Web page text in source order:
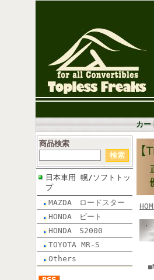
”
カー
商品検索
日本車用 幌/ソフトトッ
プ
MAZDA ロードスター
HONDA ビート
HONDA S2000
TOYOTA MR-S
Others